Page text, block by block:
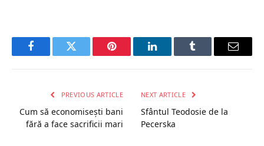
FacebookTwitter Pinterest LinkedInTumblr Email
PREVIOUS ARTICLE
Cum să economisești bani
fără a face sacrificii mari
NEXT ARTICLE
Sfântul Teodosie de la
Pecerska